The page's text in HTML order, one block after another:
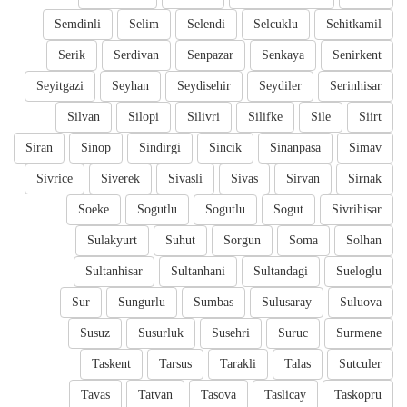
Sehitkamil
Selcuklu
Selendi
Selim
Semdinli
Senirkent
Senkaya
Senpazar
Serdivan
Serik
Serinhisar
Seydiler
Seydisehir
Seyhan
Seyitgazi
Siirt
Sile
Silifke
Silivri
Silopi
Silvan
Simav
Sinanpasa
Sincik
Sindirgi
Sinop
Siran
Sirnak
Sirvan
Sivas
Sivasli
Siverek
Sivrice
Sivrihisar
Sogut
Sogutlu
Sogutlu
Soeke
Solhan
Soma
Sorgun
Suhut
Sulakyurt
Sueloglu
Sultandagi
Sultanhani
Sultanhisar
Suluova
Sulusaray
Sumbas
Sungurlu
Sur
Surmene
Suruc
Susehri
Susurluk
Susuz
Sutculer
Talas
Tarakli
Tarsus
Taskent
Taskopru
Taslicay
Tasova
Tatvan
Tavas